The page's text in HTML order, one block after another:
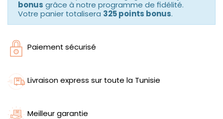
bonus grâce à notre programme de fidélité.
Votre panier totalisera 325 points bonus.
Paiement sécurisé
Livraison express sur toute la Tunisie
Meilleur garantie